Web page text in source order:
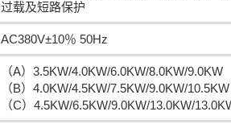
过载及短路保护
AC380V±10％ 50Hz
（A）3.5KW/4.0KW/6.0KW/8.0KW/9.0KW
（B）4.0KW/4.5KW/7.5KW/9.0KW/10.5KW
（C）4.5KW/6.5KW/9.0KW/13.0KW/